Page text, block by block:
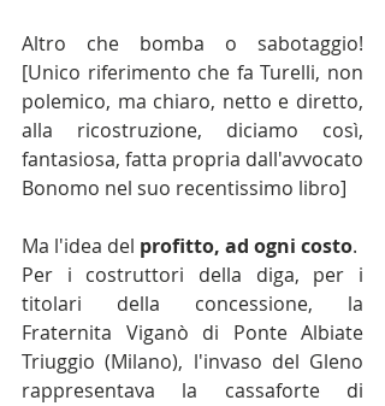
Altro che bomba o sabotaggio!
[Unico riferimento che fa Turelli, non
polemico, ma chiaro, netto e diretto,
alla ricostruzione, diciamo così,
fantasiosa, fatta propria dall'avvocato
Bonomo nel suo recentissimo libro]
Ma l'idea del profitto, ad ogni costo.
Per i costruttori della diga, per i
titolari della concessione, la
Fraternita Viganò di Ponte Albiate
Triuggio (Milano), l'invaso del Gleno
rappresentava la cassaforte di